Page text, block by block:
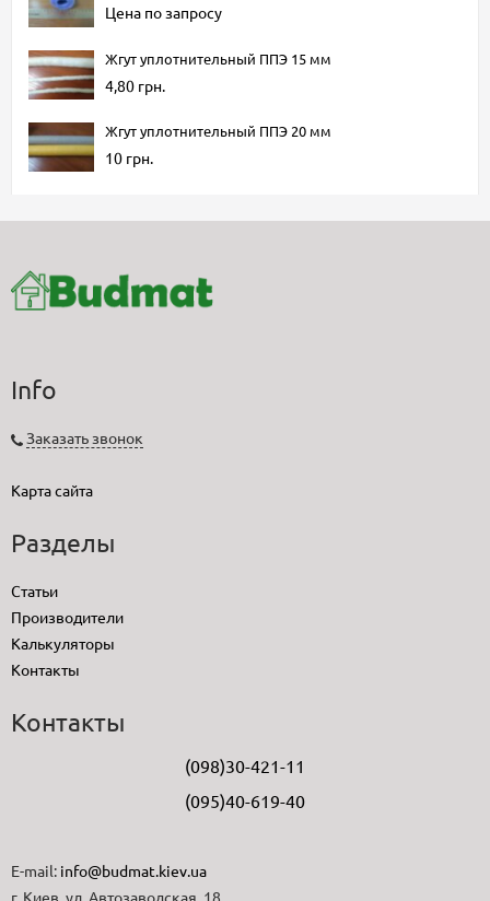
Цена по запросу
Жгут уплотнительный ППЭ 15 мм
4,80 грн.
Жгут уплотнительный ППЭ 20 мм
10 грн.
Info
Заказать звонок
Карта сайта
Разделы
Статьи
Производители
Калькуляторы
Контакты
Контакты
(098)30-421-11
(095)40-619-40
E-mail: info@budmat.kiev.ua